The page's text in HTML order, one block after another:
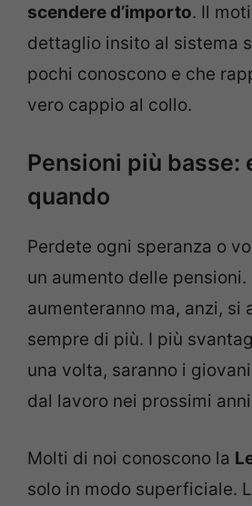
scendere d’importo. Il
dettaglio insito al sistema
pochi conoscono e che
vero cappio al collo.
Pensioni più basse:
quando
Perdete ogni speranza o
un aumento delle pensioni.
aumenteranno ma, anzi, si
sempre di più. I più
una volta, saranno i
dal lavoro nei prossimi
Molti di noi conoscono la
solo in modo superficiale.